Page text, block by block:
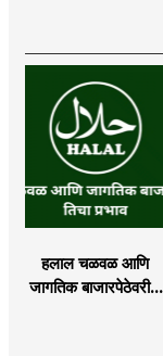
हलाल चळवळ आणि
जागतिक बाजारपेठेवरील